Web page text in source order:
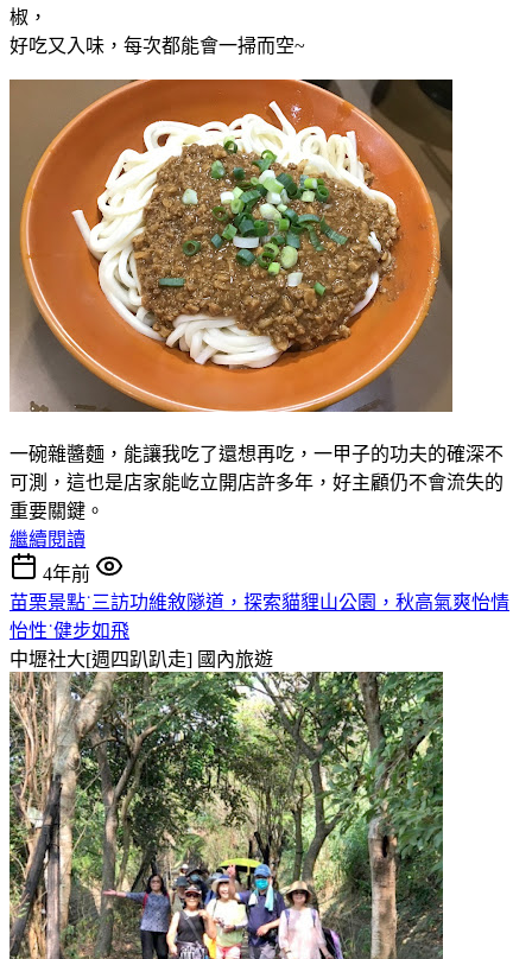
椒，
好吃又入味，每次都能會一掃而空~
一碗雜醬麵，能讓我吃了還想再吃，一甲子的功夫的確深不
可測，這也是店家能屹立開店許多年，好主顧仍不會流失的
重要關鍵。
繼續閱讀
4年前
苗栗景點˙三訪功維敘隧道，探索貓貍山公園，秋高氣爽怡情
怡性˙健步如飛
中壢社大[週四趴趴走] 國內旅遊